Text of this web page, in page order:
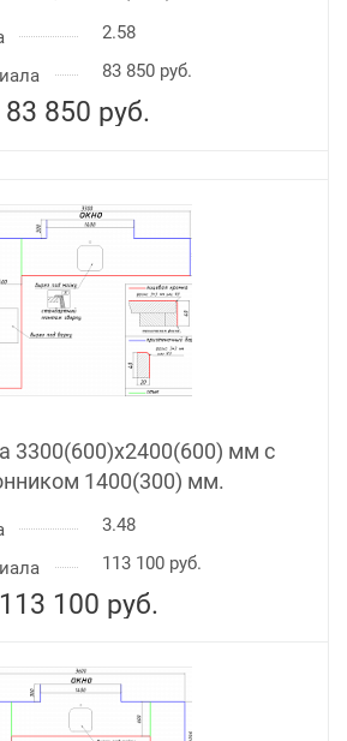
2.58
83 850 руб.
83 850 руб.
3300(600)х2400(600) мм с
1400(300) мм.
3.48
113 100 руб.
113 100 руб.